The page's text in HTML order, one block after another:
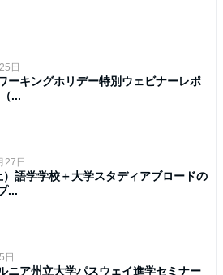
日
ーキングホリデー特別ウェビナーレポ
...
27日
）語学学校＋大学スタディアブロードの
...
日
ニア州立大学パスウェイ進学セミナー